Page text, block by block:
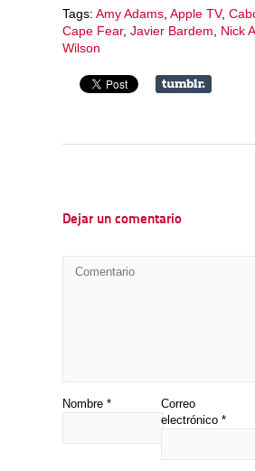
Tags: Amy Adams, Apple TV,
Cape Fear, Javier Bardem, Nick
Wilson
Dejar un comentario
Nombre *
Correo
electrónico *